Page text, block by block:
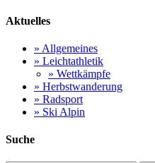
Aktuelles
» Allgemeines
» Leichtathletik
» Wettkämpfe
» Herbstwanderung
» Radsport
» Ski Alpin
Suche